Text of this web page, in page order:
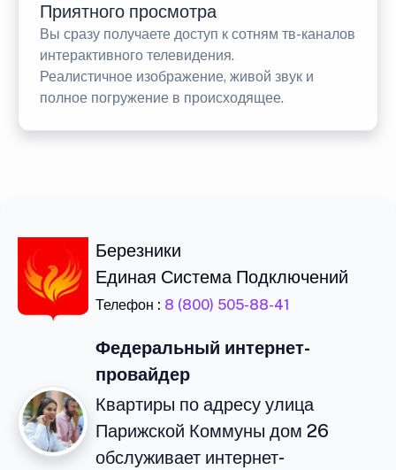
Приятного просмотра
Вы сразу получаете доступ к сотням тв-каналов
интерактивного телевидения.
Реалистичное изображение, живой звук и
полное погружение в происходящее.
Березники
Единая Система Подключений
Телефон : 8 (800) 505-88-41
Федеральный интернет-
провайдер
Квартиры по адресу улица
Парижской Коммуны дом 26
обслуживает интернет-